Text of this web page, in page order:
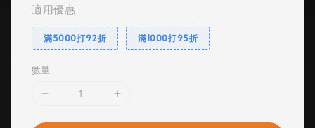
適用優惠
滿5000打92折 滿1000打95折
數量